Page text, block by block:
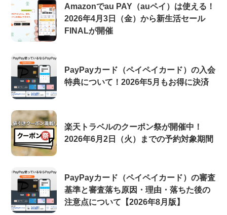
Amazonでau PAY（auペイ）は使える！
2026年4月3日（金）から新生活セール
FINALが開催
PayPayカード（ペイペイカード）の入会
特典について！2026年5月もお得に決済
楽天トラベルのクーポン祭が開催中！
2026年6月2日（火）までの予約対象期間
PayPayカード（ペイペイカード）の審査
基準と審査落ち原因・理由・落ちた後の
注意点について【2026年8月版】